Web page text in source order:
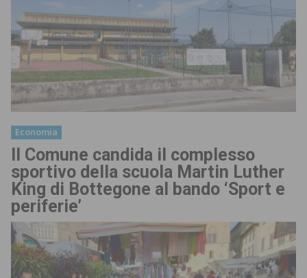
Economia
Il Comune candida il complesso
sportivo della scuola Martin Luther
King di Bottegone al bando ‘Sport e
periferie’